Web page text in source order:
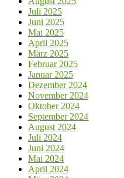
Juli 2025
Juni 2025
Mai 2025
April 2025
März 2025
Februar 2025
Januar 2025
Dezember 2024
November 2024
Oktober 2024
September 2024
August 2024
Juli 2024
Juni 2024
Mai 2024
April 2024